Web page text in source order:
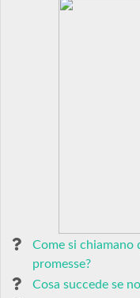
Come si chiamano
promesse?
Cosa succede se